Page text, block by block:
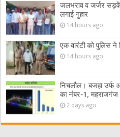
जलभराव व जर्जर सड़कें
लगाई गुहार
14 hours ago
एक वारंटी को पुलिस ने
14 hours ago
निचलौल। बजहा उर्फ
का नंबर-1, महराजगंज
2 days ago